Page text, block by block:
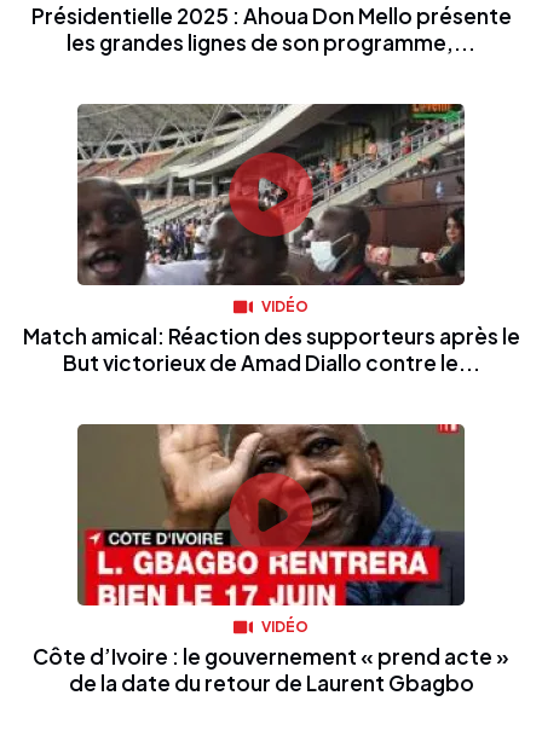
Présidentielle 2025 : Ahoua Don Mello présente
les grandes lignes de son programme,...
VIDÉO
Match amical: Réaction des supporteurs après le
But victorieux de Amad Diallo contre le...
VIDÉO
Côte d’Ivoire : le gouvernement « prend acte »
de la date du retour de Laurent Gbagbo